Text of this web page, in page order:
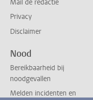
Mail de redactie
Privacy
Disclaimer
Nood
Bereikbaarheid bij
noodgevallen
Melden incidenten en